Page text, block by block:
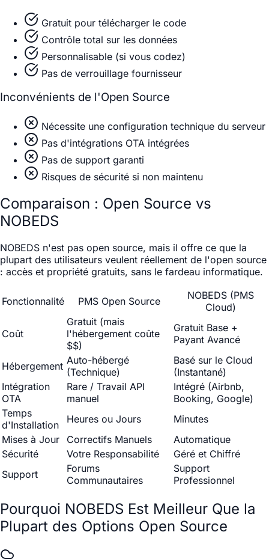
Gratuit pour télécharger le code
Contrôle total sur les données
Personnalisable (si vous codez)
Pas de verrouillage fournisseur
Inconvénients de l'Open Source
Nécessite une configuration technique du serveur
Pas d'intégrations OTA intégrées
Pas de support garanti
Risques de sécurité si non maintenu
Comparaison : Open Source vs
NOBEDS
NOBEDS n'est pas open source, mais il offre ce que la
plupart des utilisateurs veulent réellement de l'open source
: accès et propriété gratuits, sans le fardeau informatique.
Fonctionnalité PMS Open Source
NOBEDS (PMS
Cloud)
Coût
Gratuit (mais
l'hébergement coûte
$$)
Gratuit Base +
Payant Avancé
Hébergement Auto-hébergé
(Technique)
Basé sur le Cloud
(Instantané)
Intégration
OTA
Rare / Travail API
manuel
Intégré (Airbnb,
Booking, Google)
Temps
d'Installation
Heures ou Jours
Minutes
Mises à Jour
Correctifs Manuels
Automatique
Sécurité
Votre Responsabilité
Géré et Chiffré
Support
Forums
Communautaires
Support
Professionnel
Pourquoi NOBEDS Est Meilleur Que la
Plupart des Options Open Source